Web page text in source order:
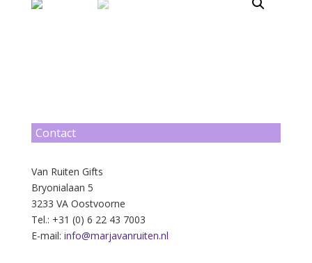
Contact
Van Ruiten Gifts
Bryonialaan 5
3233 VA Oostvoorne
Tel.: +31 (0) 6 22 43 7003
E-mail: info@marjavanruiten.nl